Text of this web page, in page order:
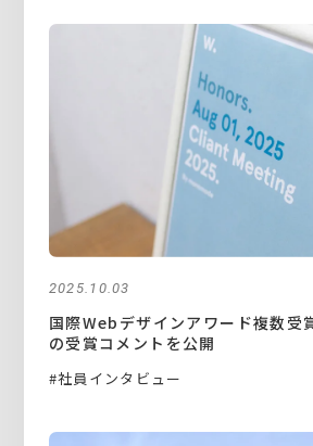
2025.10.03
国際Webデザインアワード複数受
の受賞コメントを公開
#社員インタビュー